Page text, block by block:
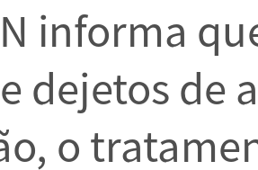
informa
dejetos de
o